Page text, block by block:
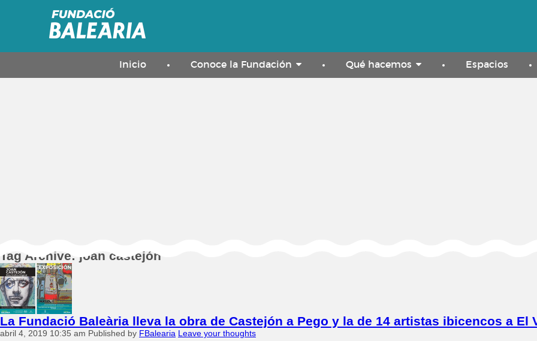
Inicio Conoce la Fundación Qué hacemos Espacios
Tag Archive: joan castejón
La Fundació Baleària lleva la obra de Castejón a Pego y la de 14 artistas ibicencos a El
abril 4, 2019 10:35 am Published by FBalearia Leave your thoughts